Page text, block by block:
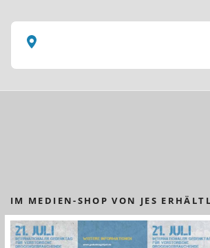
IM MEDIEN-SHOP VON JES